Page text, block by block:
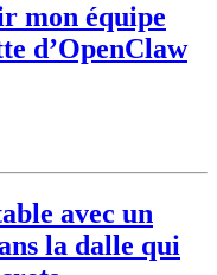
mon équipe
d’OpenClaw
avec un
la dalle qui